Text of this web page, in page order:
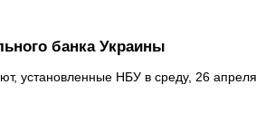
банка Украины
установленные НБУ в среду, 26 апреля